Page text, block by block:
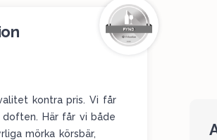
kontra pris. Vi får
Här får vi både
mörka körsbär,